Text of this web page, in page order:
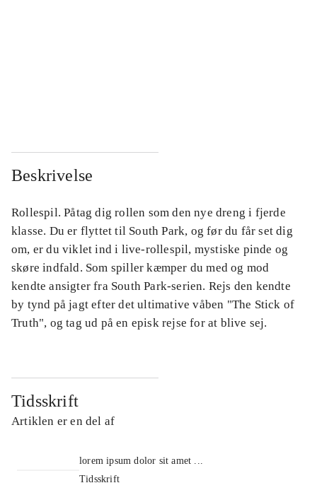
Beskrivelse
Rollespil. Påtag dig rollen som den nye dreng i fjerde
klasse. Du er flyttet til South Park, og før du får set dig
om, er du viklet ind i live-rollespil, mystiske pinde og
skøre indfald. Som spiller kæmper du med og mod
kendte ansigter fra South Park-serien. Rejs den kendte
by tynd på jagt efter det ultimative våben "The Stick of
Truth", og tag ud på en episk rejse for at blive sej.
Tidsskrift
Artiklen er en del af
lorem ipsum dolor sit amet ...
Tidsskrift